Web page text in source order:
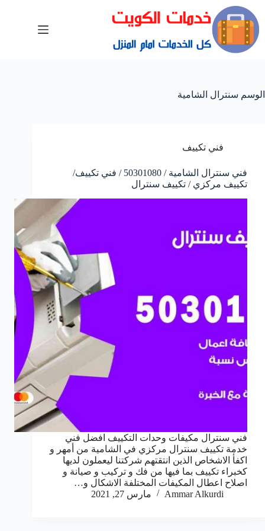
الوسم سنترال الشامية
فني تكييف
فني سنترال الشامية / 50301080 / فني تكييف/
تكييف مركزي / تكييف سنترال
فني سنترال مكيفات وحدات التكييف افضل فني
خدمة تكييف سنترال مركزي في الشامية من أمهر و
اكفأ الاشخاص الذين انتقتهم شركتنا ليعملون لديها
كخبراء تكييف بما فيها من فك و تركيب و صيانة و
اصلاح اعطال المكيفات المختلفة الاشكال و…
Ammar Alkurdi
مارس 27, 2021